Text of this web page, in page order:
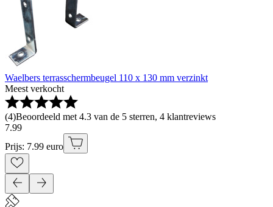
Waelbers terrasschermbeugel 110 x 130 mm verzinkt
Meest verkocht
(4)Beoordeeld met 4.3 van de 5 sterren, 4 klantreviews
7.99
Prijs: 7.99 euro